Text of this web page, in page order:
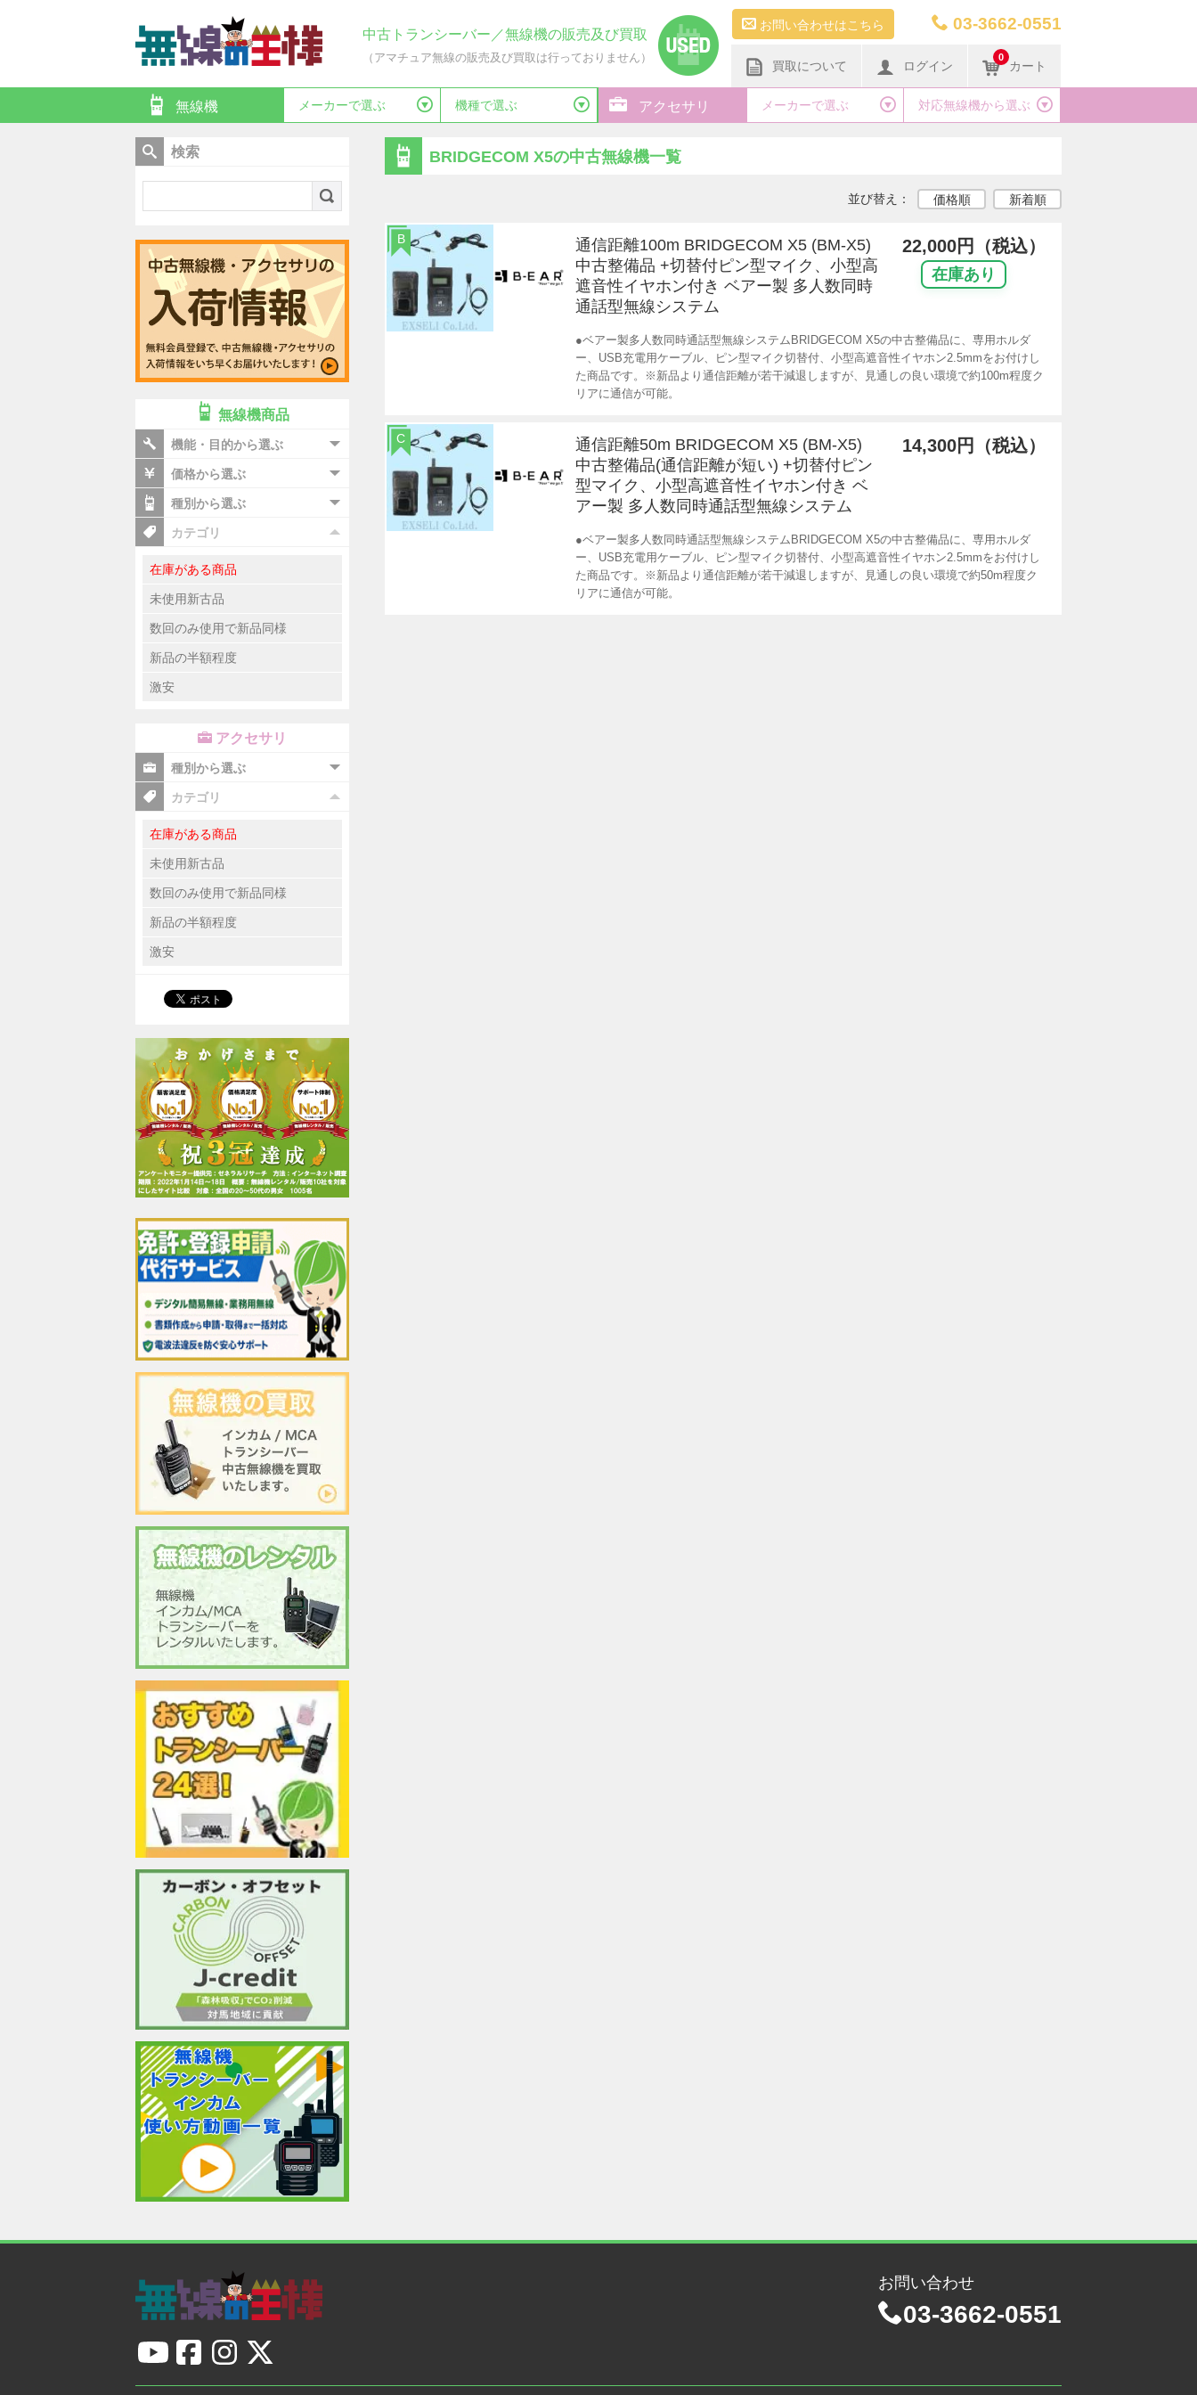
中古トランシーバー／無線機の販売及び買取
（アマチュア無線の販売及び買取は行っておりません）
お問い合わせはこちら 03-3662-0551
買取について ログイン
0
カート
無線機 メーカーで選ぶ 機種で選ぶ アクセサリ メーカーで選ぶ 対応無線機から選ぶ
BRIDGECOM X5の中古無線機一覧
並び替え： 価格順 新着順
通信距離100m BRIDGECOM X5 (BM-X5)
中古整備品 +切替付ピン型マイク、小型高
遮音性イヤホン付き ベアー製 多人数同時
通話型無線システム
22,000円（税込）
在庫あり
●ベアー製多人数同時通話型無線システムBRIDGECOM X5の中古整備品に、専用ホルダ
ー、USB充電用ケーブル、ピン型マイク切替付、小型高遮音性イヤホン2.5mmをお付けし
た商品です。※新品より通信距離が若干減退しますが、見通しの良い環境で約100m程度ク
リアに通信が可能。
B
通信距離50m BRIDGECOM X5 (BM-X5)
中古整備品(通信距離が短い) +切替付ピン
型マイク、小型高遮音性イヤホン付き ベ
アー製 多人数同時通話型無線システム
14,300円（税込）
●ベアー製多人数同時通話型無線システムBRIDGECOM X5の中古整備品に、専用ホルダ
ー、USB充電用ケーブル、ピン型マイク切替付、小型高遮音性イヤホン2.5mmをお付けし
た商品です。※新品より通信距離が若干減退しますが、見通しの良い環境で約50m程度ク
リアに通信が可能。
C
検索
無線機商品
機能・目的から選ぶ
価格から選ぶ
種別から選ぶ
カテゴリ
在庫がある商品
未使用新古品
数回のみ使用で新品同様
新品の半額程度
激安
アクセサリ
種別から選ぶ
カテゴリ
在庫がある商品
未使用新古品
数回のみ使用で新品同様
新品の半額程度
激安
お問い合わせ
03-3662-0551